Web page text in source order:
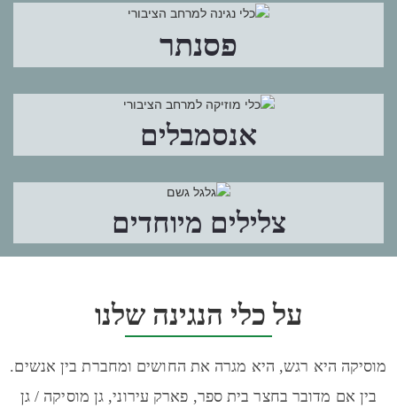
פסנתר
אנסמבלים
צלילים מיוחדים
על כלי הנגינה שלנו
מוסיקה היא רגש, היא מגרה את החושים ומחברת בין אנשים.
בין אם מדובר בחצר בית ספר, פארק עירוני, גן מוסיקה / גן